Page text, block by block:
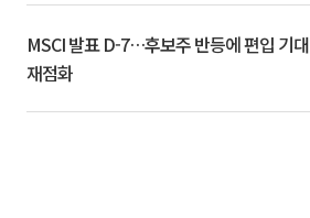
MSCI 발표 D-7…후보주 반등에 편입 기대
재점화